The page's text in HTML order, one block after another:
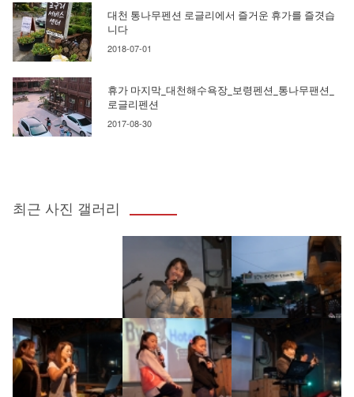
대천 통나무펜션 로글리에서 즐거운 휴가를 즐겻습
니다
2018-07-01
휴가 마지막_대천해수욕장_보령펜션_통나무팬션_
로글리펜션
2017-08-30
최근 사진 갤러리